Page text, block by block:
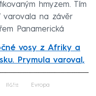
hmyzem. Tím
varovala na závěr
Panamerická
vosy z Afriky a
Prymula varoval,
Itálie Evropa